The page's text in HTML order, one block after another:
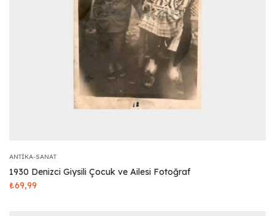
ANTIKA-SANAT
1930 Denizci Giysili Çocuk ve Ailesi Fotoğraf
₺69,99